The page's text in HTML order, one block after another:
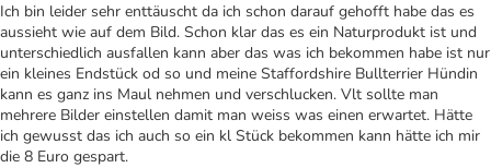
Ich bin leider sehr enttäuscht da ich schon darauf gehofft habe das es
aussieht wie auf dem Bild. Schon klar das es ein Naturprodukt ist und
unterschiedlich ausfallen kann aber das was ich bekommen habe ist nur
ein kleines Endstück od so und meine Staffordshire Bullterrier Hündin
kann es ganz ins Maul nehmen und verschlucken. Vlt sollte man
mehrere Bilder einstellen damit man weiss was einen erwartet. Hätte
ich gewusst das ich auch so ein kl Stück bekommen kann hätte ich mir
die 8 Euro gespart.